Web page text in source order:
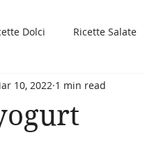
Dolci Ricette Salate
10, 2022 1 min read